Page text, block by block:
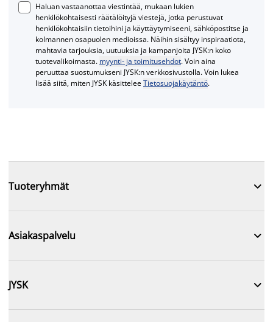
Haluan vastaanottaa viestintää, mukaan lukien
henkilökohtaisesti räätälöityjä viestejä, jotka perustuvat
henkilökohtaisiin tietoihini ja käyttäytymiseeni, sähköpostitse ja
kolmannen osapuolen medioissa. Näihin sisältyy inspiraatiota,
mahtavia tarjouksia, uutuuksia ja kampanjoita JYSK:n koko
tuotevalikoimasta. myynti- ja toimitusehdot. Voin aina
peruuttaa suostumukseni JYSK:n verkkosivustolla. Voin lukea
lisää siitä, miten JYSK käsitteleeTietosuojakäytäntö.
Tuoteryhmät 
Asiakaspalvelu 
JYSK 